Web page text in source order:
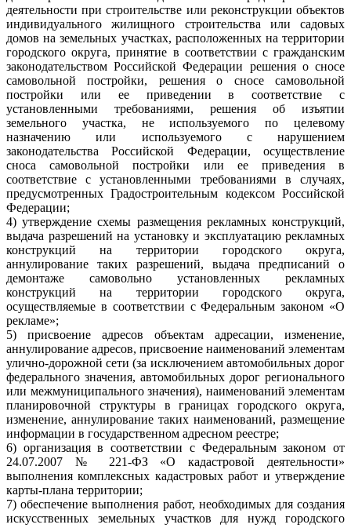
деятельности при строительстве или реконструкции объектов
индивидуального жилищного строительства или садовых
домов на земельных участках, расположенных на территории
городского округа, принятие в соответствии с гражданским
законодательством Российской Федерации решения о сносе
самовольной постройки, решения о сносе самовольной
постройки или ее приведении в соответствие с
установленными требованиями, решения об изъятии
земельного участка, не используемого по целевому
назначению или используемого с нарушением
законодательства Российской Федерации, осуществление
сноса самовольной постройки или ее приведения в
соответствие с установленными требованиями в случаях,
предусмотренных Градостроительным кодексом Российской
Федерации;
4) утверждение схемы размещения рекламных конструкций,
выдача разрешений на установку и эксплуатацию рекламных
конструкций на территории городского округа,
аннулирование таких разрешений, выдача предписаний о
демонтаже самовольно установленных рекламных
конструкций на территории городского округа,
осуществляемые в соответствии с Федеральным законом «О
рекламе»;
5) присвоение адресов объектам адресации, изменение,
аннулирование адресов, присвоение наименований элементам
улично-дорожной сети (за исключением автомобильных дорог
федерального значения, автомобильных дорог регионального
или межмуниципального значения), наименований элементам
планировочной структуры в границах городского округа,
изменение, аннулирование таких наименований, размещение
информации в государственном адресном реестре;
6) организация в соответствии с Федеральным законом от
24.07.2007 № 221-ФЗ «О кадастровой деятельности»
выполнения комплексных кадастровых работ и утверждение
карты-плана территории;
7) обеспечение выполнения работ, необходимых для создания
искусственных земельных участков для нужд городского